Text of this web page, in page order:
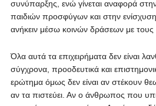
συνύπαρξης, ενώ γίνεται αναφορά
παιδιών προσφύγων και στην
ανήκειν μέσω κοινών δράσεων με τους
Όλα αυτά τα επιχειρήματα δεν είναι
σύγχρονα, προοδευτικά και
ερώτημα όμως δεν είναι αν στέκουν
αν τα πιστεύει. Αν ο άνθρωπος που